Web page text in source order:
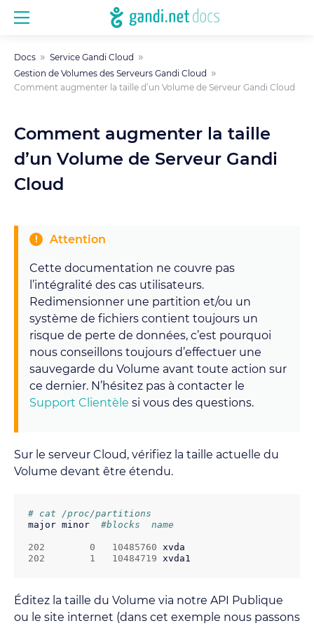
Docs
Service Gandi Cloud
Gestion de Volumes des Serveurs Gandi Cloud
Comment augmenter la taille d’un Volume de Serveur Gandi Cloud
Comment augmenter la taille
d’un Volume de Serveur Gandi
Cloud
Attention
Cette documentation ne couvre pas
l’intégralité des cas utilisateurs.
Redimensionner une partition et/ou un
système de fichiers contient toujours un
risque de perte de données, c’est pourquoi
nous conseillons toujours d’effectuer une
sauvegarde du Volume avant toute action sur
ce dernier. N’hésitez pas à contacter le
Support Clientèle si vous des questions.
Sur le serveur Cloud, vérifiez la taille actuelle du
Volume devant être étendu.
# cat /proc/partitions
major minor #blocks  name
202 0 10485760 xvda
202
1 10484719 xvda1
Éditez la taille du Volume via notre API Publique
ou le site internet (dans cet exemple nous passons